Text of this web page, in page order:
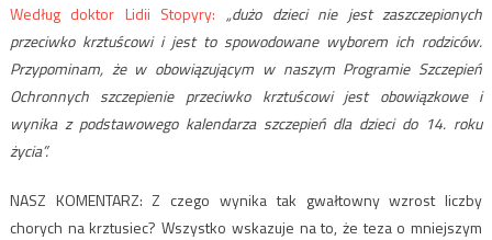
Według doktor Lidii Stopyry: „dużo dzieci nie jest zaszczepionych
przeciwko krztuścowi i jest to spowodowane wyborem ich rodziców.
Przypominam, że w obowiązującym w naszym Programie Szczepień
Ochronnych szczepienie przeciwko krztuścowi jest obowiązkowe i
wynika z podstawowego kalendarza szczepień dla dzieci do 14. roku
życia”.
NASZ KOMENTARZ: Z czego wynika tak gwałtowny wzrost liczby
chorych na krztusiec? Wszystko wskazuje na to, że teza o mniejszym